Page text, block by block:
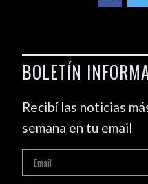
BOLETÍN
Recibí las noticias
semana en tu email